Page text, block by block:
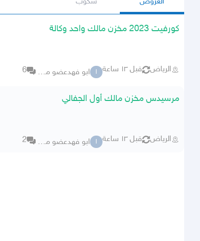
كورفيت 2023 مخزن مالك واحد وكالة
الرياض قبل ١٣ ساعة ا ابو فهدعضو مميز جدا 6
مرسيدس مخزن مالك أول الجفالي
الرياض قبل ١٣ ساعة ا ابو فهدعضو مميز جدا 2